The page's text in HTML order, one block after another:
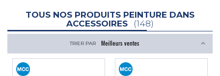
TOUS NOS PRODUITS PEINTURE DANS
ACCESSOIRES
(148)
TRIER PAR